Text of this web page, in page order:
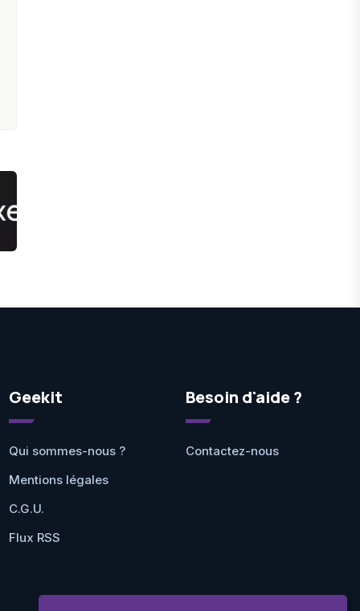
Geekit
Qui sommes-nous ?
Mentions légales
C.G.U.
Flux RSS
Besoin d'aide ?
Contactez-nous